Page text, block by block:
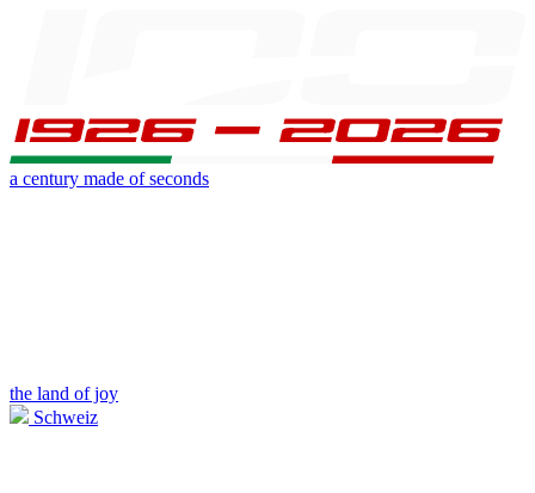
a century made of seconds
the land of joy
Schweiz